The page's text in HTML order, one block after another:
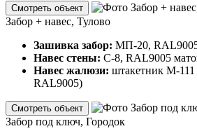
Смотреть объект
Забор + навес, Тулово
Зашивка забор: МП-20,
Навес стены: С-8, RAL9005
Навес жалюзи: штакетник М-
RAL9005)
Смотреть объект
Забор под ключ, Городок